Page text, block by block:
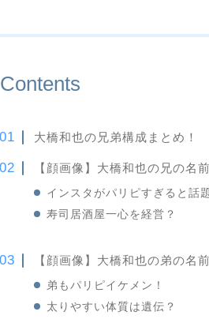
Contents
大橋和也の兄弟構成まとめ！
【顔画像】大橋和也の兄の名
インスタがパリピすぎると話
寿司居酒屋一心を経営？
【顔画像】大橋和也の弟の名
弟もパリピイケメン！
太りやすい体質は遺伝？